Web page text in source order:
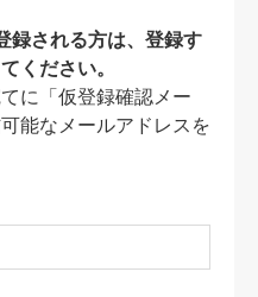
録される方は、登録す
ください。
に「仮登録確認メー
能なメールアドレスを